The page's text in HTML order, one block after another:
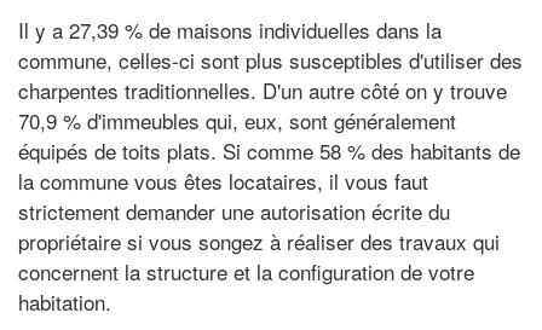
Il y a 27,39 % de maisons individuelles dans la
commune, celles-ci sont plus susceptibles d'utiliser des
charpentes traditionnelles. D'un autre côté on y trouve
70,9 % d'immeubles qui, eux, sont généralement
équipés de toits plats. Si comme 58 % des habitants de
la commune vous êtes locataires, il vous faut
strictement demander une autorisation écrite du
propriétaire si vous songez à réaliser des travaux qui
concernent la structure et la configuration de votre
habitation.